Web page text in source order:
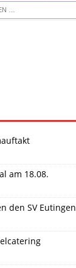
am 18.08.
den SV Eutingen